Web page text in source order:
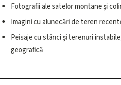
Fotografii ale satelor montane și
Imagini cu alunecări de teren
Peisaje cu stânci și terenuri
geografică